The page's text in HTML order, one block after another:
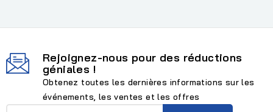
Rejoignez-nous pour des réductions
géniales !
Obtenez toutes les dernières informations sur les
événements, les ventes et les offres